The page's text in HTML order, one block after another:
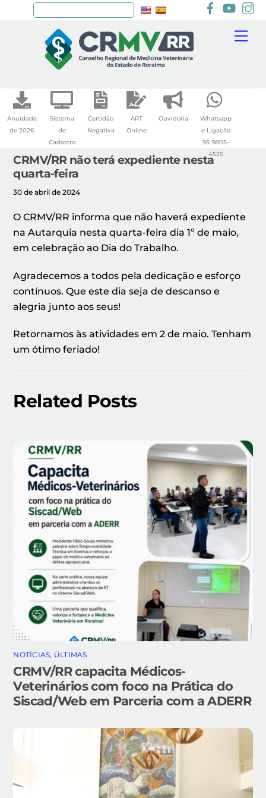
Anuidade
de 2026
Sistema
de
Cadastro
Certidão
Negativa
ART
Online
Ouvidoria
Whatsapp
e Ligação
95 98115-
4525
CRMV/RR não terá expediente nesta
quarta-feira
30 de abril de 2024
O CRMV/RR informa que não haverá expediente
na Autarquia nesta quarta-feira dia 1º de maio,
em celebração ao Dia do Trabalho.
Agradecemos a todos pela dedicação e esforço
contínuos. Que este dia seja de descanso e
alegria junto aos seus!
Retornamos às atividades em 2 de maio. Tenham
um ótimo feriado!
Related Posts
NOTÍCIAS, ÚLTIMAS
CRMV/RR capacita Médicos-
Veterinários com foco na Prática do
Siscad/Web em Parceria com a ADERR